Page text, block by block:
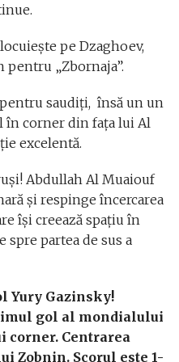
pe Dzaghoev,
pentru „Zbornaja”.
saudiți, însă un un
în corner din fața lui Al
excelentă.
Abdullah Al Muaiouf
și respinge încercarea
își creează spaţiu în
partea de sus a
Yury Gazinsky!
gol al mondialului
corner. Centrarea
Zobnin. Scorul este 1-